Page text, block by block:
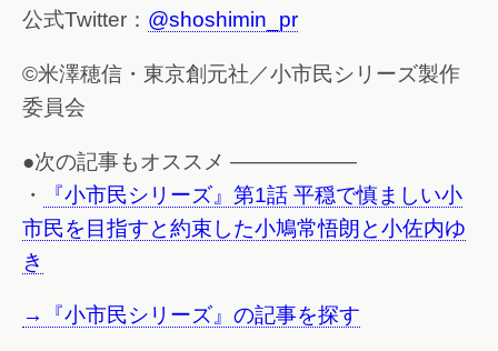
公式Twitter： @shoshimin_pr
©米澤穂信・東京創元社／小市民シリーズ製作
委員会
●次の記事もオススメ ——————
・
『小市民シリーズ』第1話 平穏で慎ましい小
市民を目指すと約束した小鳩常悟朗と小佐内ゆ
き
→『小市民シリーズ』の記事を探す